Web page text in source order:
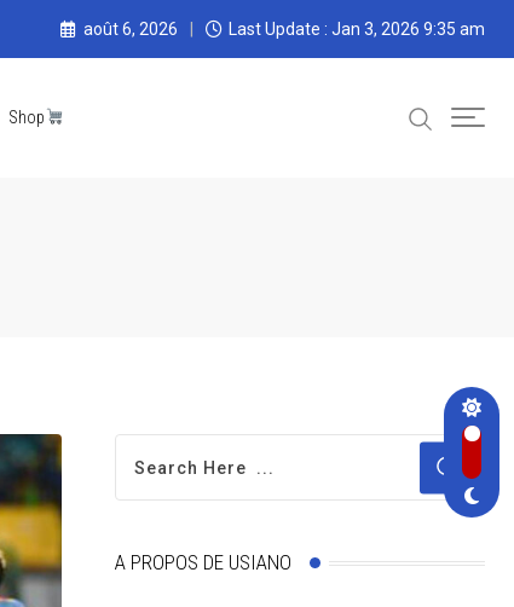
août 6, 2026 Last Update : Jan 3, 2026 9:35 am
Shop
A PROPOS DE USIANO